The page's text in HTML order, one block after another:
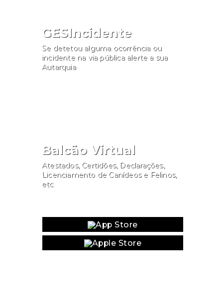
GESIncidente
Se detetou alguma ocorrência ou
incidente na via pública alerte a sua
Autarquia
Balcão Virtual
Atestados, Certidões, Declarações,
Licenciamento de Canídeos e Felinos,
etc